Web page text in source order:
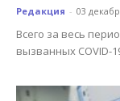
Редакция - 03
Всего за весь
вызванных COVID-